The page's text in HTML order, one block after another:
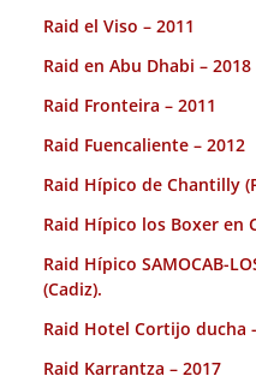
Raid el Viso – 2011
Raid en Abu Dhabi – 2018
Raid Fronteira – 2011
Raid Fuencaliente – 2012
Raid Hípico de Chantilly
Raid Hípico los Boxer en
Raid Hípico SAMOCAB-
(Cadiz).
Raid Hotel Cortijo ducha
Raid Karrantza – 2017